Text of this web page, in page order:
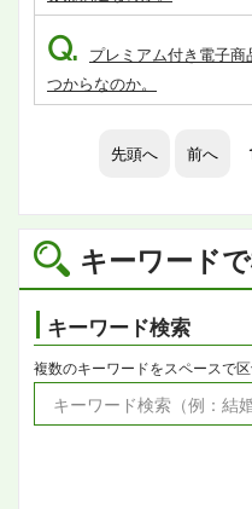
キーワード
キーワード検索
複数のキーワードをスペースで区
Q. プレミアム付き電子
つからなのか。
先頭へ 前へ